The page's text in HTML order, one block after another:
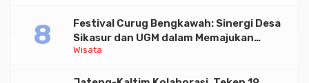
Wisata
Festival Curug Bengkawah: Sinergi Desa
Sikasur dan UGM dalam Memajukan
Wisata serta UMKM Lokal